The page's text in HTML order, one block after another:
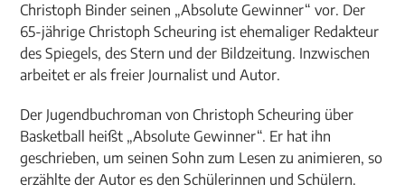
Christoph Binder seinen „Absolute Gewinner“ vor. Der
65-jährige Christoph Scheuring ist ehemaliger Redakteur
des Spiegels, des Stern und der Bildzeitung. Inzwischen
arbeitet er als freier Journalist und Autor.
Der Jugendbuchroman von Christoph Scheuring über
Basketball heißt „Absolute Gewinner“. Er hat ihn
geschrieben, um seinen Sohn zum Lesen zu animieren, so
erzählte der Autor es den Schülerinnen und Schülern.